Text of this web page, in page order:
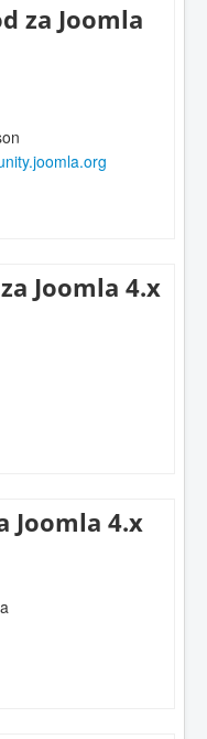
za Joomla
Joomla 4.x
Joomla 4.x